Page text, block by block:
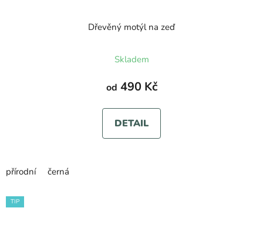
Dřevěný motýl na zeď
Skladem
od 490 Kč
DETAIL
přírodní černá
TIP